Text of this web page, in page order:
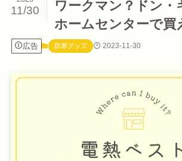
ワークマン？ドン・
ホームセンターで買
11/30
広告 防寒グッズ 2023-11-30